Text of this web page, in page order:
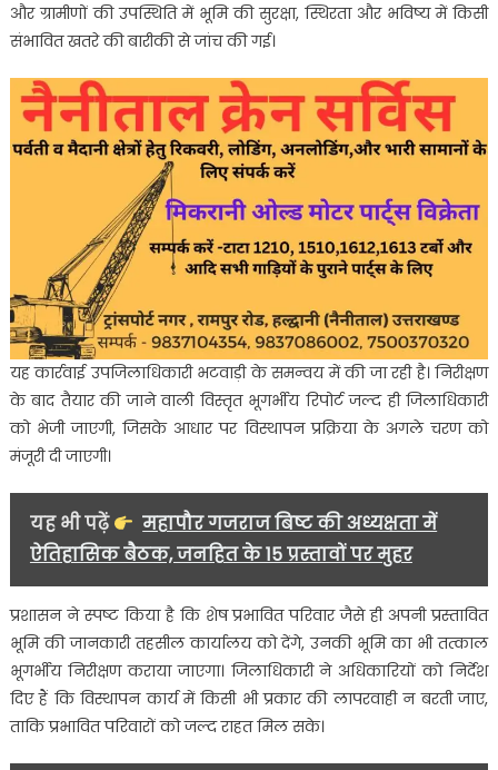
और ग्रामीणों की उपस्थिति में भूमि की सुरक्षा, स्थिरता और भविष्य में किसी
संभावित खतरे की बारीकी से जांच की गई।
यह कार्रवाई उपजिलाधिकारी भटवाड़ी के समन्वय में की जा रही है। निरीक्षण
के बाद तैयार की जाने वाली विस्तृत भूगर्भीय रिपोर्ट जल्द ही जिलाधिकारी
को भेजी जाएगी, जिसके आधार पर विस्थापन प्रक्रिया के अगले चरण को
मंजूरी दी जाएगी।
यह भी पढ़ें
महापौर गजराज बिष्ट की अध्यक्षता में
ऐतिहासिक बैठक, जनहित के 15 प्रस्तावों पर मुहर
प्रशासन ने स्पष्ट किया है कि शेष प्रभावित परिवार जैसे ही अपनी प्रस्तावित
भूमि की जानकारी तहसील कार्यालय को देंगे, उनकी भूमि का भी तत्काल
भूगर्भीय निरीक्षण कराया जाएगा। जिलाधिकारी ने अधिकारियों को निर्देश
दिए हैं कि विस्थापन कार्य में किसी भी प्रकार की लापरवाही न बरती जाए,
ताकि प्रभावित परिवारों को जल्द राहत मिल सके।